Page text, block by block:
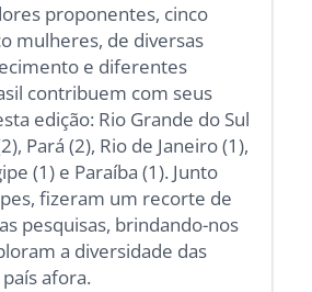
proponentes, cinco
mulheres, de diversas
e diferentes
contribuem com seus
edição: Rio Grande do Sul
Pará (2), Rio de Janeiro (1),
(1) e Paraíba (1). Junto
fizeram um recorte de
pesquisas, brindando-nos
a diversidade das
afora.